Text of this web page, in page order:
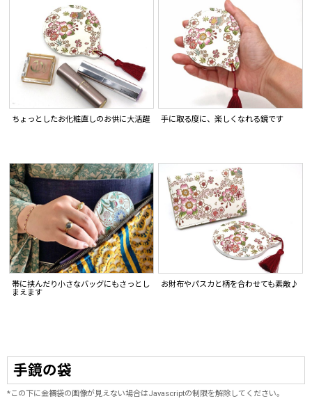
ちょっとしたお化粧直しのお供に大活躍 手に取る度に、楽しくなれる鏡です
帯に挟んだり小さなバッグにもさっとし
まえます
お財布やパスカと柄を合わせても素敵♪
手鏡の袋
*この下に金襴袋の画像が見えない場合はJavascriptの制限を解除してください。